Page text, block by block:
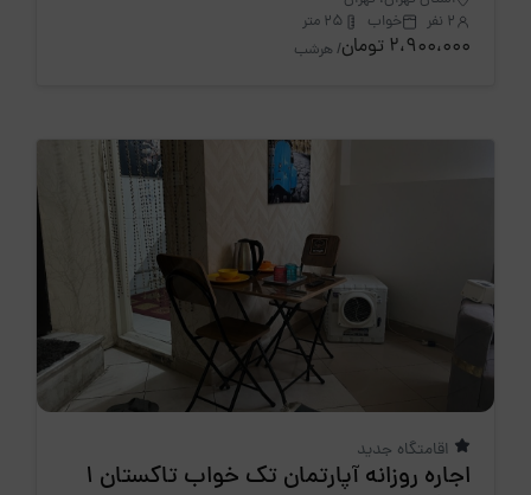
2 نفر
خواب 25 متر
2،900،000 تومان / هرشب
اقامتگاه جدید
اجاره روزانه آپارتمان تک خواب تاکستان 1